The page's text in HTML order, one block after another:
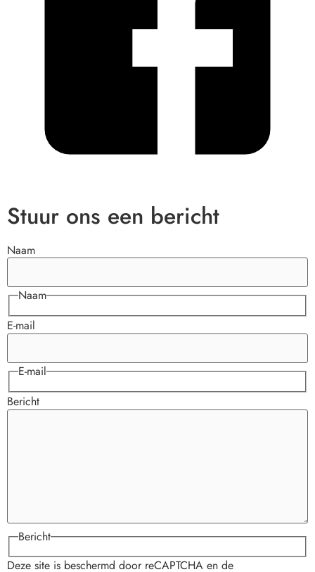
Stuur ons een bericht
Naam
Naam
E-mail
E-mail
Bericht
Bericht
Deze site is beschermd door reCAPTCHA en de